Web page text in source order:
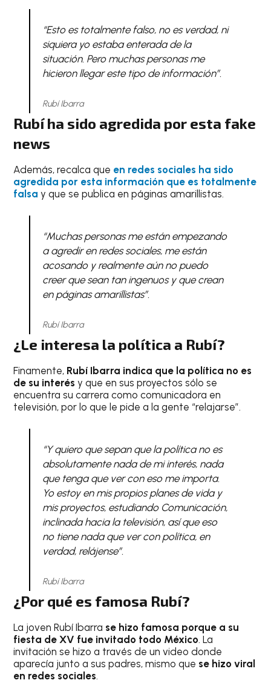
“Esto es totalmente falso, no es verdad, ni
siquiera yo estaba enterada de la
situación. Pero muchas personas me
hicieron llegar este tipo de información”.
Rubí Ibarra
Rubí ha sido agredida por esta fake
news
Además, recalca que en redes sociales ha sido
agredida por esta información que es totalmente
falsa y que se publica en páginas amarillistas.
“Muchas personas me están empezando
a agredir en redes sociales, me están
acosando y realmente aún no puedo
creer que sean tan ingenuos y que crean
en páginas amarillistas”.
Rubí Ibarra
¿Le interesa la política a Rubí?
Finamente, Rubí Ibarra indica que la política no es
de su interés y que en sus proyectos sólo se
encuentra su carrera como comunicadora en
televisión, por lo que le pide a la gente “relajarse”.
“Y quiero que sepan que la política no es
absolutamente nada de mi interés, nada
que tenga que ver con eso me importa.
Yo estoy en mis propios planes de vida y
mis proyectos, estudiando Comunicación,
inclinada hacia la televisión, así que eso
no tiene nada que ver con política, en
verdad, relájense”.
Rubí Ibarra
¿Por qué es famosa Rubí?
La joven Rubí Ibarra se hizo famosa porque a su
fiesta de XV fue invitado todo México. La
invitación se hizo a través de un video donde
aparecía junto a sus padres, mismo que se hizo viral
en redes sociales.